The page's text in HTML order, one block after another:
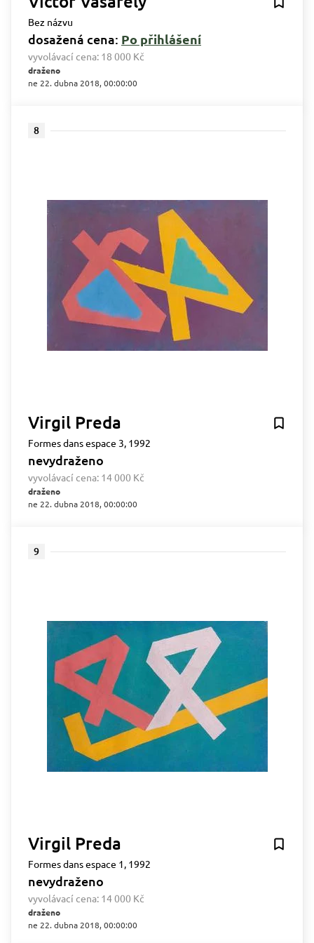
Bez názvu
dosažená cena: Po přihlášení
vyvolávací cena: 18 000 Kč
draženo
ne 22. dubna 2018, 00:00:00
8
Virgil Preda
Formes dans espace 3, 1992
nevydraženo
vyvolávací cena: 14 000 Kč
draženo
ne 22. dubna 2018, 00:00:00
9
Virgil Preda
Formes dans espace 1, 1992
nevydraženo
vyvolávací cena: 14 000 Kč
draženo
ne 22. dubna 2018, 00:00:00